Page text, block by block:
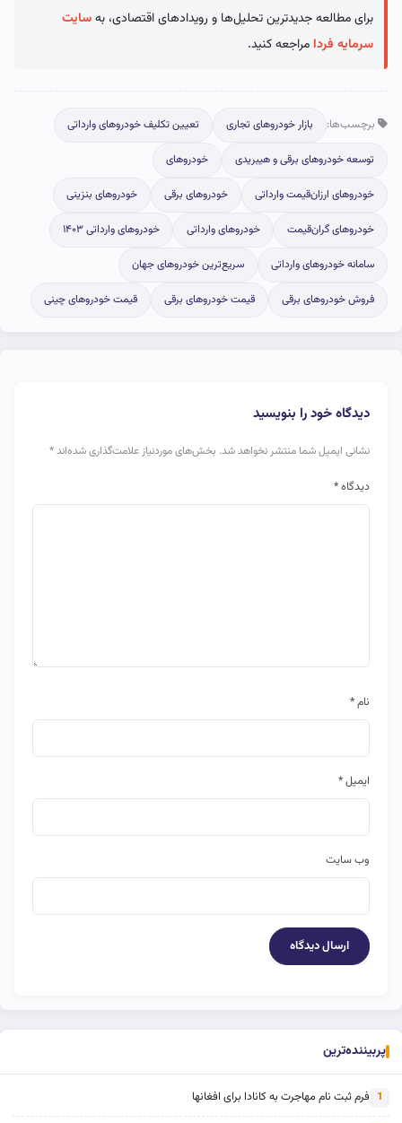
برای مطالعه جدیدترین تحلیل‌ها و رویدادهای اقتصادی، بهسایت
سرمایه فردا مراجعه کنید.
برچسب‌ها: بازار خودروهای تجاری تعیین تکلیف خودروهای وارداتی
توسعه خودروهای برقی و هیبریدی خودروهای
خودروهای ارزان‌قیمت وارداتی خودروهای برقی خودروهای بنزینی
خودروهای گران‌قیمت خودروهای وارداتی خودروهای وارداتی ۱۴۰۳
سامانه خودروهای وارداتی سریع‌ترین خودروهای جهان
فروش خودروهای برقی قیمت خودروهای برقی قیمت خودروهای چینی
دیدگاه خود را بنویسید
نشانی ایمیل شما منتشر نخواهد شد. بخش‌های موردنیاز علامت‌گذاری شده‌اند*
دیدگاه*
نام*
ایمیل*
وب‌ سایت
پربیننده‌ترین
1 فرم ثبت نام مهاجرت به کانادا برای افغانها